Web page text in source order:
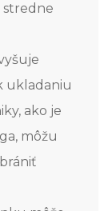
stredne
ukladaniu
ako je
môžu